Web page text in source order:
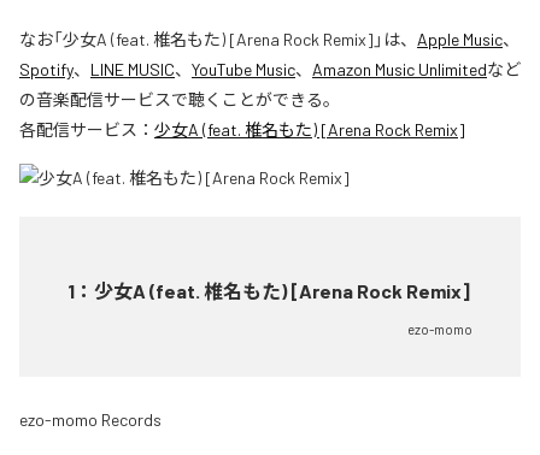
なお「少女A (feat. 椎名もた) [Arena Rock Remix] 」は、 Apple Music、
Spotify、 LINE MUSIC、 YouTube Music、 Amazon Music Unlimitedなど
の音楽配信サービスで聴くことができる。
各配信サービス： 少女A (feat. 椎名もた) [Arena Rock Remix]
1 ： 少女A (feat. 椎名もた) [Arena Rock Remix]
ezo-momo
ezo-momo Records